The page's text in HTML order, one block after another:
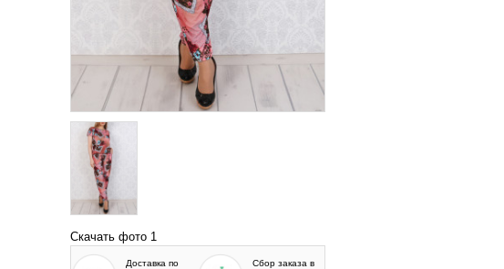
Скачать фото 1
Доставка по
Сбор заказа в